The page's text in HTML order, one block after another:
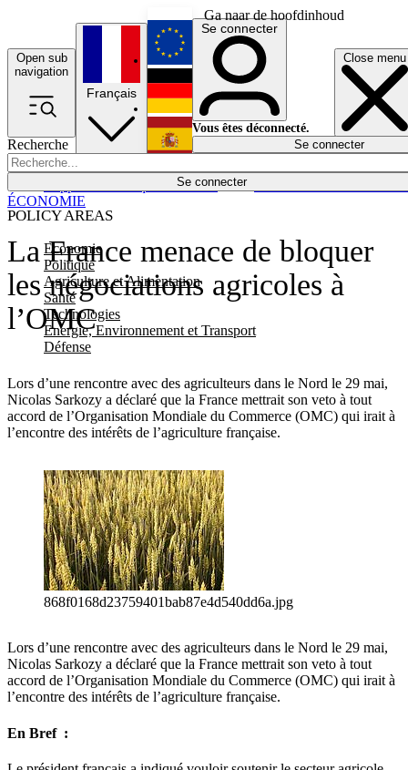
Ga naar de hoofdinhoud
Open sub
navigation
Close menu
Recherche
Se connecter
POLICY AREAS
Economie
Politique
Agriculture et Alimentation
Santé
Technologies
Energie, Environnement et Transport
Défense
Économie
Français
English
Deutsch
Español
Se connecter
Vous êtes déconnecté.
Se connecter
La France menace de bloquer
les négociations agricoles à
l’OMC
Lors d’une rencontre avec des agriculteurs dans le Nord le 29 mai,
Nicolas Sarkozy a déclaré que la France mettrait son veto à tout
accord de l’Organisation Mondiale du Commerce (OMC) qui irait à
l’encontre des intérêts de l’agriculture française.
ÉCONOMIE
868f0168d23759401bab87e4d540dd6a.jpg
Lors d’une rencontre avec des agriculteurs dans le Nord le 29 mai,
Nicolas Sarkozy a déclaré que la France mettrait son veto à tout
accord de l’Organisation Mondiale du Commerce (OMC) qui irait à
l’encontre des intérêts de l’agriculture française.
En Bref :